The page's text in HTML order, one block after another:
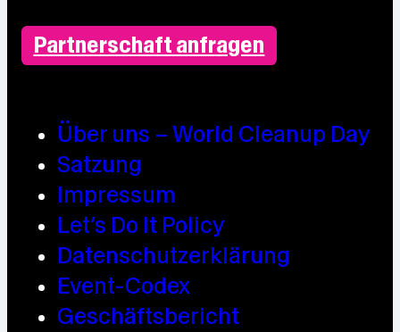
Partnerschaft anfragen
Über uns – World Cleanup Day
Satzung
Impressum
Let’s Do It Policy
Datenschutzerklärung
Event-Codex
Geschäftsbericht